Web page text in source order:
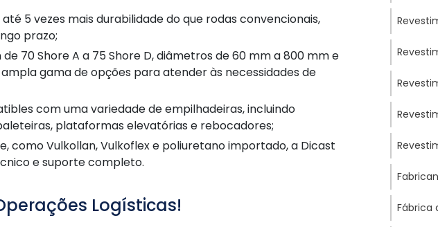
prazo;
gama de opções para atender às necessidades de
plataformas elevatórias e rebocadores;
e suporte completo.
Logísticas! Fábrica